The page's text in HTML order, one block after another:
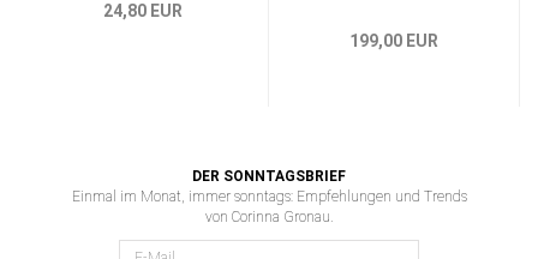
24,80 EUR
199,00 EUR
DER SONNTAGSBRIEF
Einmal im Monat, immer sonntags: Empfehlungen und Trends
von Corinna Gronau.